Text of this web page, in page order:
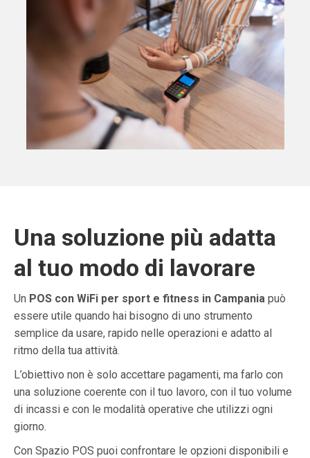
Una soluzione più adatta
al tuo modo di lavorare
Un POS con WiFi per sport e fitness in Campania può
essere utile quando hai bisogno di uno strumento
semplice da usare, rapido nelle operazioni e adatto al
ritmo della tua attività.
L’obiettivo non è solo accettare pagamenti, ma farlo con
una soluzione coerente con il tuo lavoro, con il tuo volume
di incassi e con le modalità operative che utilizzi ogni
giorno.
Con Spazio POS puoi confrontare le opzioni disponibili e